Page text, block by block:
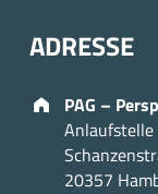
ADRESSE
Address:
PAG –
20357